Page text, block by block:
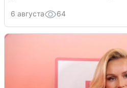
6 августа 64